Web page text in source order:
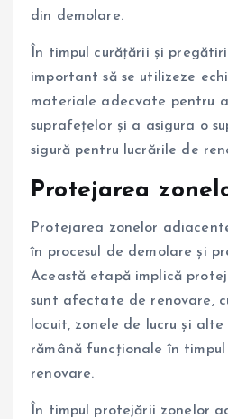
din demolare.
În timpul curățării și
important să se utilizeze
materiale adecvate pentru
suprafețelor și a asigura o
sigură pentru lucrările de
Protejarea
Protejarea zonelor
în procesul de demolare și
Această etapă implică
sunt afectate de renovare,
locuit, zonele de lucru și
rămână funcționale în
renovare.
În timpul protejării zonelor